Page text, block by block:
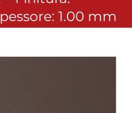
1.00 mm